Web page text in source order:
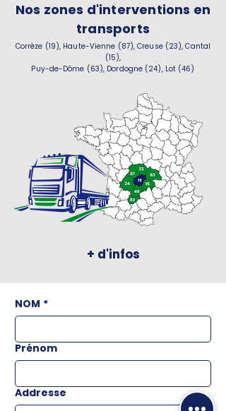
Nos zones d'interventions en
transports
Corrèze (19), Haute-Vienne (87), Creuse (23), Cantal
(15),
Puy-de-Dôme (63), Dordogne (24), Lot (46)
+ d'infos
NOM *
Prénom
Addresse